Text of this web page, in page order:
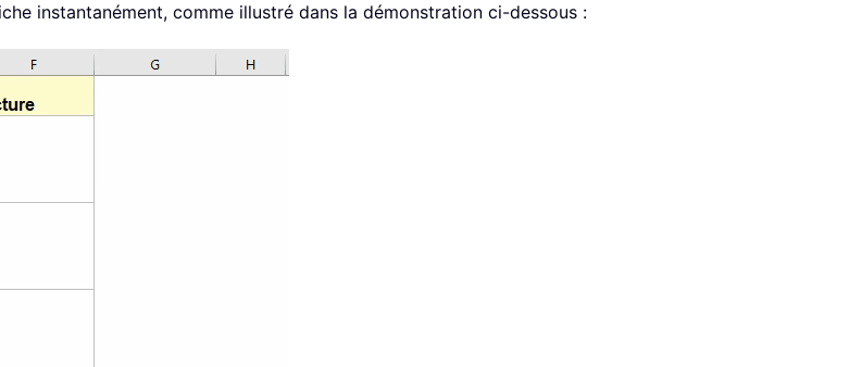
instantanément, comme illustré dans la démonstration ci-dessous :